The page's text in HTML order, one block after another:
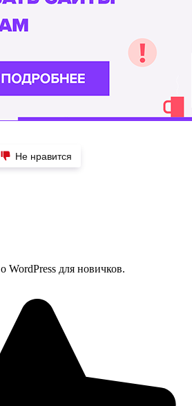
Не нравится
для новичков.